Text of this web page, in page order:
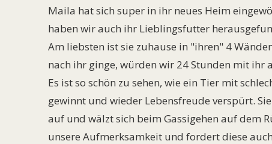
Maila hat sich super in ihr neues Heim
haben wir auch ihr Lieblingsfutter
Am liebsten ist sie zuhause in "ihren" 4
nach ihr ginge, würden wir 24 Stunden mit ihr
Es ist so schön zu sehen, wie ein Tier mit
gewinnt und wieder Lebensfreude verspürt.
auf und wälzt sich beim Gassigehen auf dem
unsere Aufmerksamkeit und fordert diese